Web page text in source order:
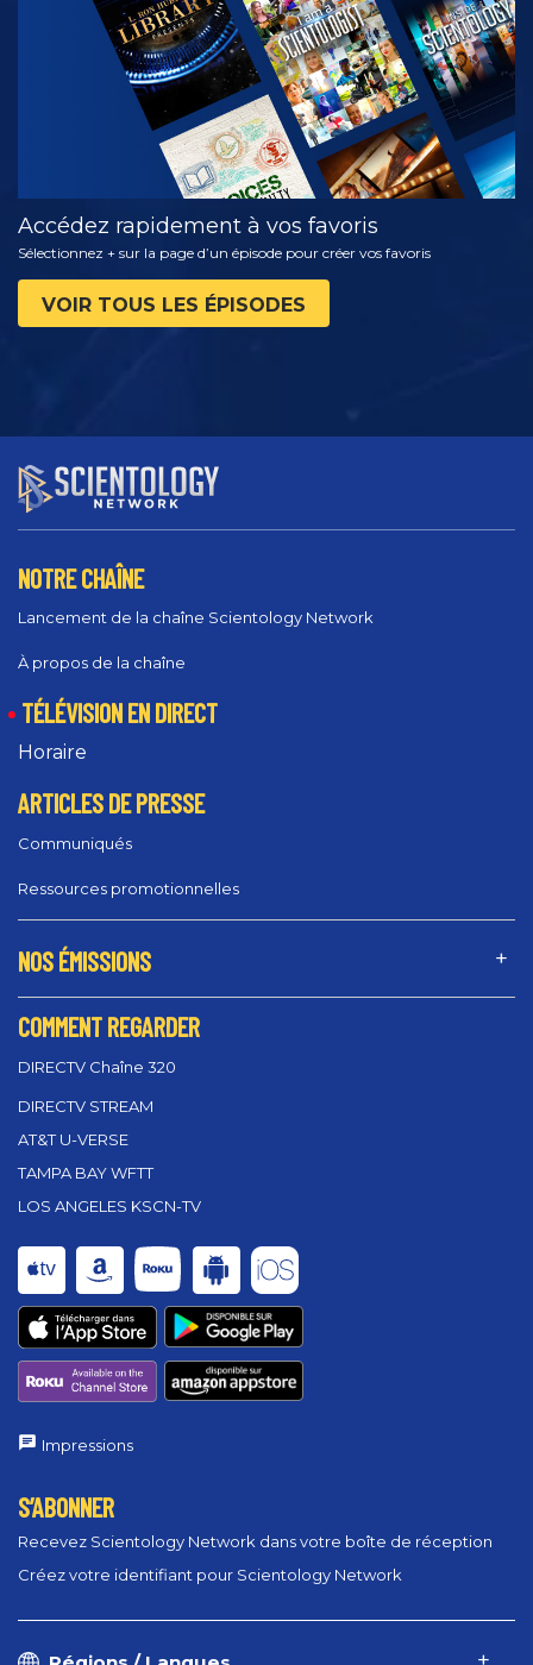
LES SÉRIES
Accédez rapidement à vos favoris
Sélectionnez + sur la page d’un épisode pour créer vos favoris
VOIR TOUS LES ÉPISODES
NOTRE CHAÎNE
Lancement de la chaîne Scientology Network
À propos de la chaîne
TÉLÉVISION EN DIRECT
Horaire
ARTICLES DE PRESSE
Communiqués
Ressources promotionnelles
NOS ÉMISSIONS
COMMENT REGARDER
DIRECTV Chaîne 320
DIRECTV STREAM
AT&T U-VERSE
TAMPA BAY WFTT
LOS ANGELES KSCN-TV
Impressions
S’ABONNER
Recevez Scientology Network dans votre boîte de réception
Créez votre identifiant pour Scientology Network